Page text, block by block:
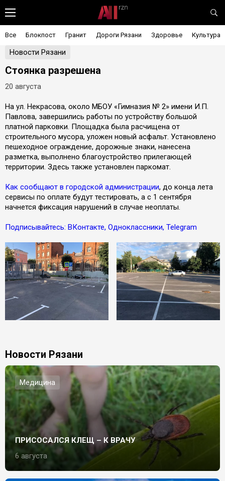
Все Блокпост Гранит Дороги Рязани Здоровье Культура
Новости Рязани
Стоянка разрешена
20 августа
На ул. Некрасова, около МБОУ «Гимназия № 2» имени И.П.
Павлова, завершились работы по устройству большой
платной парковки. Площадка была расчищена от
строительного мусора, уложен новый асфальт. Установлено
пешеходное ограждение, дорожные знаки, нанесена
разметка, выполнено благоустройство прилегающей
территории. Здесь также установлен паркомат.
Как сообщают в городской администрации, до конца лета
сервисы по оплате будут тестировать, а с 1 сентября
начнется фиксация нарушений в случае неоплаты.
Подписывайтесь: ВКонтакте, Одноклассники, Telegram
Новости Рязани
Медицина
ПРИСОСАЛСЯ КЛЕЩ – К ВРАЧУ
6 августа